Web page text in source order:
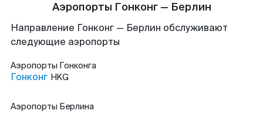
Аэропорты Гонконг — Берлин
Направление Гонконг — Берлин обслуживают
следующие аэропорты
Аэропорты Гонконга
Гонконг HKG
Аэропорты Берлина